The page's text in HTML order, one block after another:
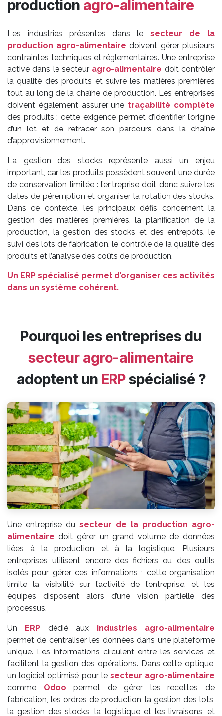
production agro-alimentaire
Les industries présentes dans lesecteur de la
production agro-alimentaire doivent gérer plusieurs
contraintes techniques et réglementaires. Une entreprise
active dans le secteur agro-alimentaire doit contrôler
la qualité des produits et suivre les matières premières
tout au long de la chaîne de production. Les entreprises
doivent également assurer une traçabilité complète
des produits ; cette exigence permet d’identifier l’origine
d’un lot et de retracer son parcours dans la chaîne
d’approvisionnement.
La gestion des stocks représente aussi un enjeu
important, car les produits possèdent souvent une durée
de conservation limitée : l’entreprise doit donc suivre les
dates de péremption et organiser la rotation des stocks.
Dans ce contexte, les principaux défis concernent la
gestion des matières premières, la planification de la
production, la gestion des stocks et des entrepôts, le
suivi des lots de fabrication, le contrôle de la qualité des
produits et l’analyse des coûts de production.
Un ERP spécialisé permet d’organiser ces activités
dans un système cohérent.
Pourquoi les entreprises du
secteur agro-alimentaire
adoptent un ERPspécialisé ?
Une entreprise dusecteur de la production agro-
alimentaire doit gérer un grand volume de données
liées à la production et à la logistique. Plusieurs
entreprises utilisent encore des fichiers ou des outils
isolés pour gérer ces informations ; cette organisation
limite la visibilité sur l’activité de l’entreprise, et les
équipes disposent alors d’une vision partielle des
processus.
Un ERP dédié aux industries agro-alimentaire
permet de centraliser les données dans une plateforme
unique. Les informations circulent entre les services et
facilitent la gestion des opérations. Dans cette optique,
un logiciel optimisé pour le secteur agro-alimentaire
comme Odoo permet de gérer les recettes de
fabrication, les ordres de production, la gestion des lots,
la gestion des stocks, la logistique et les livraisons, et